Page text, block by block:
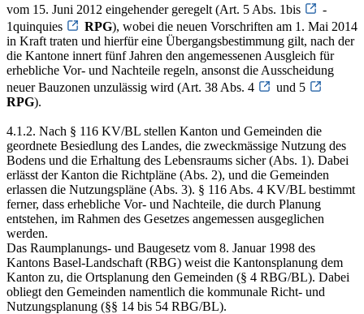
vom 15. Juni 2012 eingehender geregelt (Art. 5 Abs. 1bis
-
1quinquies
RPG), wobei die neuen Vorschriften am 1. Mai 2014
in Kraft traten und hierfür eine Übergangsbestimmung gilt, nach der
die Kantone innert fünf Jahren den angemessenen Ausgleich für
erhebliche Vor- und Nachteile regeln, ansonst die Ausscheidung
neuer Bauzonen unzulässig wird (Art. 38 Abs. 4
und 5
RPG).
4.1.2. Nach § 116 KV/BL stellen Kanton und Gemeinden die
geordnete Besiedlung des Landes, die zweckmässige Nutzung des
Bodens und die Erhaltung des Lebensraums sicher (Abs. 1). Dabei
erlässt der Kanton die Richtpläne (Abs. 2), und die Gemeinden
erlassen die Nutzungspläne (Abs. 3). § 116 Abs. 4 KV/BL bestimmt
ferner, dass erhebliche Vor- und Nachteile, die durch Planung
entstehen, im Rahmen des Gesetzes angemessen ausgeglichen
werden.
Das Raumplanungs- und Baugesetz vom 8. Januar 1998 des
Kantons Basel-Landschaft (RBG) weist die Kantonsplanung dem
Kanton zu, die Ortsplanung den Gemeinden (§ 4 RBG/BL). Dabei
obliegt den Gemeinden namentlich die kommunale Richt- und
Nutzungsplanung (§§ 14 bis 54 RBG/BL).